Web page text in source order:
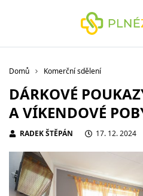
Domů Komerční sdělení
DÁRKOVÉ
A VÍKENDOVÉ
RADEK ŠTĚPÁN 17. 12. 2024